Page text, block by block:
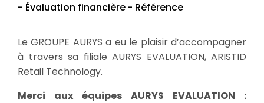
- Évaluation financière- Référence
Le GROUPE AURYS a eu le plaisir d’accompagner
à travers sa filiale AURYS EVALUATION, ARISTID
Retail Technology.
Merci aux équipes AURYS EVALUATION :